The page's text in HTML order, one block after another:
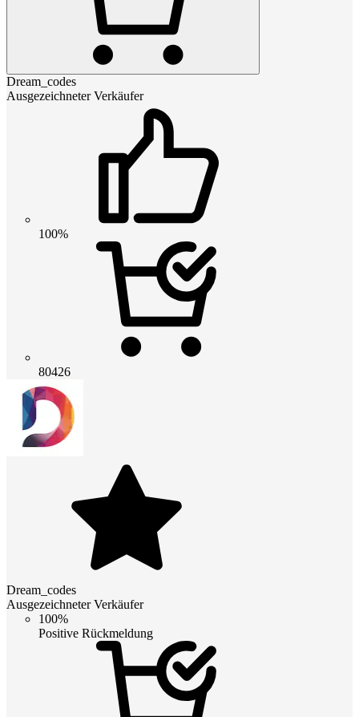
Dream_codes
Ausgezeichneter Verkäufer
100%
80426
Dream_codes
Ausgezeichneter Verkäufer
100%
Positive Rückmeldung